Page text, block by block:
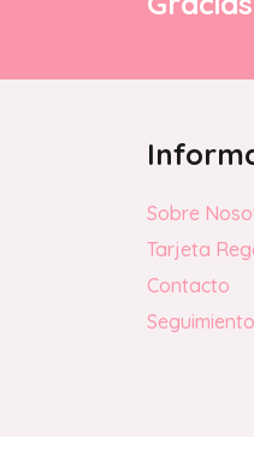
Sobre
Tarjeta
Contacto